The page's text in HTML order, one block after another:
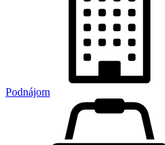
Podnájom